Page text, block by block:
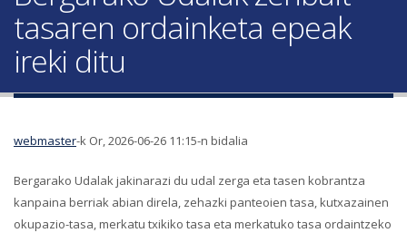
tasaren ordainketa epeak
ireki ditu
webmaster-k Or, 2026-06-26 11:15-n bidalia
Bergarako Udalak jakinarazi du udal zerga eta tasen kobrantza
kanpaina berriak abian direla, zehazki panteoien tasa, kutxazainen
okupazio-tasa, merkatu txikiko tasa eta merkatuko tasa ordaintzeko